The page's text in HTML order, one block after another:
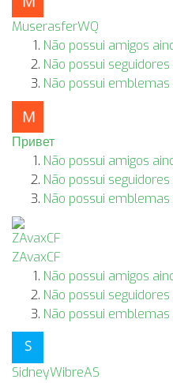
MuserasferWQ
Não possui amigos
Não possui seguidores
Não possui emblemas
Привет
Não possui amigos
Não possui seguidores
Não possui emblemas
ZAvaxCF
Não possui amigos
Não possui seguidores
Não possui emblemas
SidneyWibreAS